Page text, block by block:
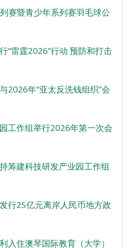
赛暨青少年系列赛羽毛球公
“雷霆2026”行动 预防和打击
2026年“亚太反洗钱组织”会
工作组举行2026年第一次会
筹建科技研发产业园工作组
行25亿元离岸人民币地方政
入住澳琴国际教育（大学）